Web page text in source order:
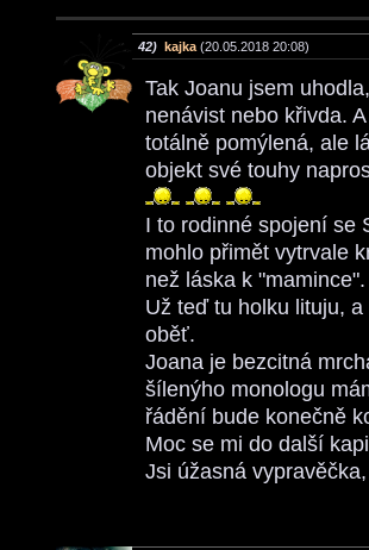
42) kajka (20.05.2018 20:08)
Tak Joanu jsem
nenávist nebo křivda.
totálně pomýlená, ale
objekt své touhy
I to rodinné spojení se
mohlo přimět vytrvale
než láska k
Už teď tu holku lituju,
oběť.
Joana je bezcitná
šílenýho monologu
řádění bude konečně
Moc se mi do další
Jsi úžasná